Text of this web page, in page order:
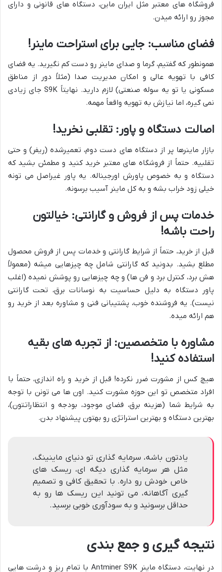
فروشگاه های معتبر مثل ایران ماین، دستگاه های قانونی و دارای
مجوز رو ارائه میدن.
فضای مناسب: جایی برای استراحت ماینر!
همونطور که گفتیم، گرما و صدای ماینر رو دست کم نگیرید. یه فضای
کافی با تهویه عالی و امکان مدیریت صدا (مثلاً دور از مناطق
مسکونی یا تو یه سوله صنعتی) لازم دارید. نهایتاً S9K جای زیادی
نمی گیره، اما نیازش به تهویه واقعاً مهمه.
اصالت دستگاه و پاور: تقلبی نخرید!
بازار ماینرها پر از دستگاه های دست دوم، تعمیرشده (ریفر) و حتی
تقلبیه. حتماً از فروشگاه های معتبر خرید کنید و مطمئن بشید که
دستگاه و به خصوص پاورش اورجیناله. یه پاور غیراصل می تونه
خیلی زود خراب بشه و به کل ماینر آسیب برسونه.
خدمات پس از فروش و گارانتی: خیالتون
راحت باشه!
قبل از خرید، حتماً از شرایط گارانتی و خدمات پس از فروش محصول
مطلع بشید. بدونید که گارانتی شامل چه چیزهایی میشه (معمولاً
هش برد، کنترل برد و فن ها) و چه چیزهایی رو پوشش نمیده (اغلب
پاور دستگاه به دلیل حساسیت به نوسانات برق، تحت گارانتی
نیست). یه فروشنده خوب، پشتیبانی فنی و مشاوره بعد از خرید رو
هم ارائه میده.
مشاوره با متخصصین: از تجربه های بقیه
استفاده کنید!
هیچ کس از مشورت ضرر نکرده! قبل از خرید و راه اندازی، حتماً با
افراد متخصص تو این حوزه مشورت کنید. اون ها می تونن با توجه
به شرایط شما (هزینه برق، فضای موجود، بودجه و انتظاراتتون)،
بهترین دستگاه و بهترین استراتژی رو بهتون پیشنهاد بدن.
یادتون باشه، سرمایه گذاری تو دنیای ماینینگ،
مثل هر سرمایه گذاری دیگه ای، ریسک های
خاص خودش رو داره. با تحقیق کافی و تصمیم
گیری آگاهانه، می تونید این ریسک ها رو به
حداقل برسونید و به سودآوری خوبی برسید.
نتیجه گیری و جمع بندی
در نهایت، دستگاه ماینر Antminer S9K با تمام ریز و درشت هایی